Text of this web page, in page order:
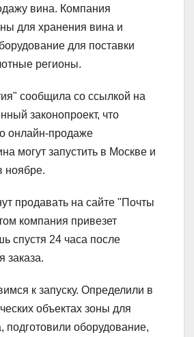
вина. Компания
для хранения вина и
для поставки
регионы.
сообщила со ссылкой на
законопроект, что
онлайн-продаже
могут запустить в Москве и
ноябре.
продавать на сайте "Почты
компания привезет
спустя 24 часа после
заказа.
к запуску. Определили в
объектах зоны для
подготовили оборудование,